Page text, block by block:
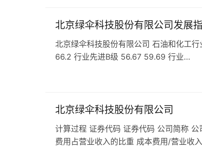
北京绿伞科技股份有限公司发展
北京绿伞科技股份有限公司 石油和化工
66.2 行业先进B级 56.67 59.69 行业…
北京绿伞科技股份有限公司
计算过程 证券代码 证券代码 公司简称
费用占营业收入的比重 成本费用/营业收